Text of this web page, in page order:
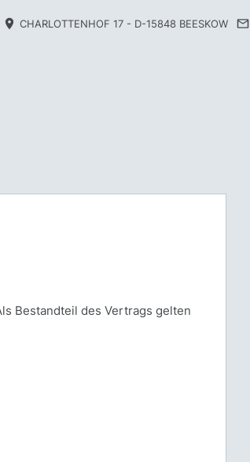
CHARLOTTENHOF 17 - D-15848 BEESKOW
Bestandteil des Vertrags gelten